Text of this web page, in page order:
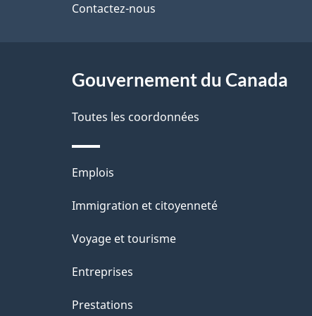
g
Contactez-nous
Gouvernement du Canada
Toutes les coordonnées
Thèmes
et
Emplois
Immigration et citoyenneté
Voyage et tourisme
Entreprises
Prestations